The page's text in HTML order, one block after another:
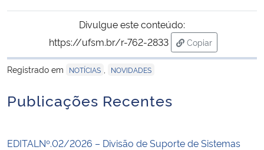
Secretaria de Governo
Divulgue este conteúdo:
https://ufsm.br/r-762-2833
Copiar
para área de
Registrado em
NOTÍCIAS NOVIDADES
Publicações Recentes
EDITALNº.02/2026 – Divisão de Suporte de Sistemas